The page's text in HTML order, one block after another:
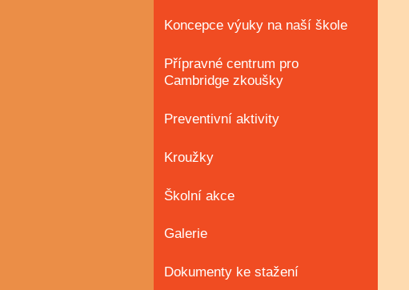
Koncepce výuky na naší škole
Přípravné centrum pro
Cambridge zkoušky
Preventivní aktivity
Kroužky
Školní akce
Galerie
Dokumenty ke stažení